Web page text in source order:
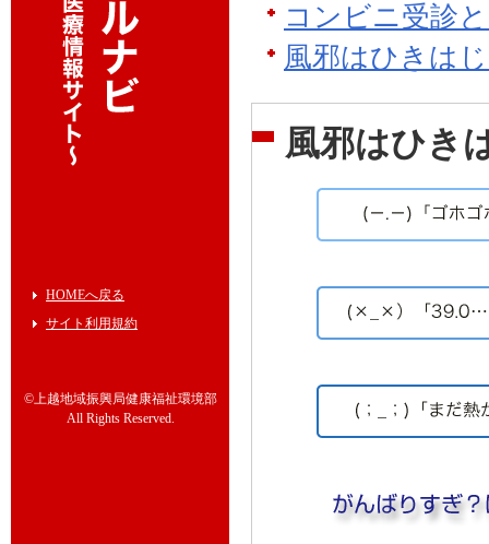
HOMEへ戻る
サイト利用規約
©上越地域振興局健康福祉環境部
All Rights Reserved.
コンビニ受診
風邪はひきは
風邪はひき